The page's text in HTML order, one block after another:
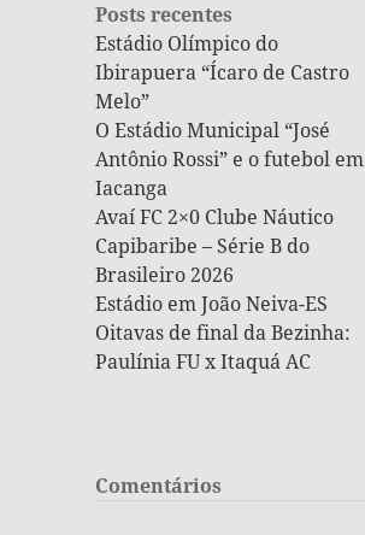
Posts recentes
Estádio Olímpico do
Ibirapuera “Ícaro de Castro
Melo”
O Estádio Municipal “José
Antônio Rossi” e o futebol em
Iacanga
Avaí FC 2×0 Clube Náutico
Capibaribe – Série B do
Brasileiro 2026
Estádio em João Neiva-ES
Oitavas de final da Bezinha:
Paulínia FU x Itaquá AC
Comentários